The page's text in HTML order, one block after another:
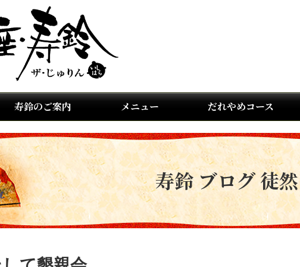
寿鈴のご案内 メニュー だれやめコース
寿鈴 ブログ 徒